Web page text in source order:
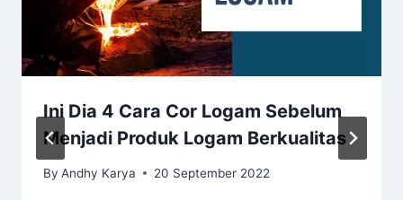
Ini Dia 4 Cara Cor Logam Sebelum
Menjadi Produk Logam Berkualitas
By Andhy Karya 20 September 2022